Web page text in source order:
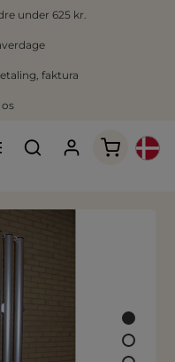
under 625 kr.
faktura